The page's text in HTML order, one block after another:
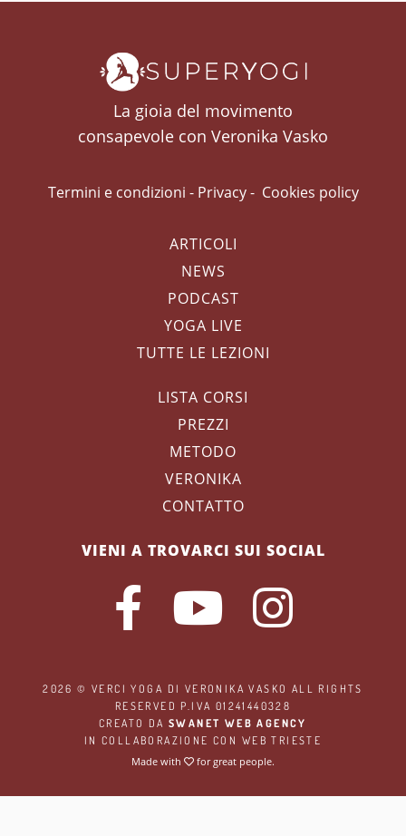
La gioia del movimento
consapevole con Veronika Vasko
Termini e condizioni - Privacy- Cookies policy
ARTICOLI
NEWS
PODCAST
YOGA LIVE
TUTTE LE LEZIONI
LISTA CORSI
PREZZI
METODO
VERONIKA
CONTATTO
VIENI A TROVARCI SUI SOCIAL
2026 ©VERCI YOGA DI VERONIKA VASKO ALL RIGHTS
RESERVED P.IVA 01241440328
CREATO DASWANET WEB AGENCY
IN COLLABORAZIONE CON WEB TRIESTE
Made with
for great people.